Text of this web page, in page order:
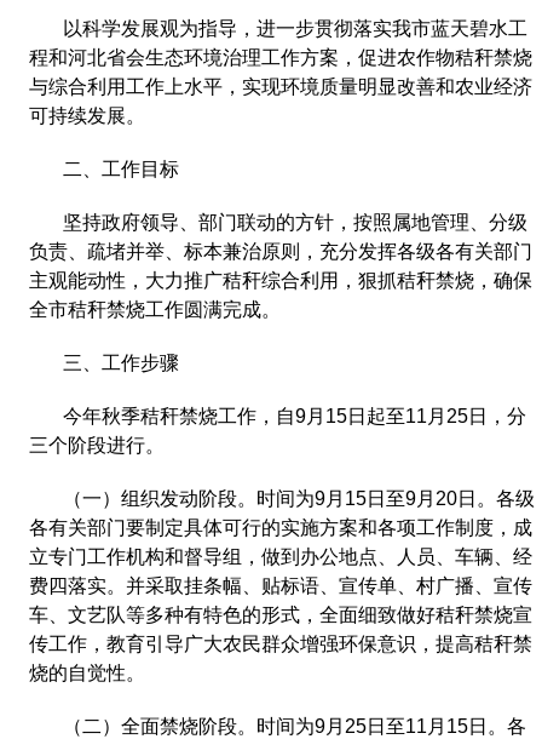
以科学发展观为指导，进一步贯彻落实我市蓝天碧水工
程和河北省会生态环境治理工作方案，促进农作物秸秆禁烧
与综合利用工作上水平，实现环境质量明显改善和农业经济
可持续发展。
二、工作目标
坚持政府领导、部门联动的方针，按照属地管理、分级
负责、疏堵并举、标本兼治原则，充分发挥各级各有关部门
主观能动性，大力推广秸秆综合利用，狠抓秸秆禁烧，确保
全市秸秆禁烧工作圆满完成。
三、工作步骤
今年秋季秸秆禁烧工作，自9月 15日起至11 月 25日，分
三个阶段进行。
（一）组织发动阶段。时间为9月 15日至9月 20日。各级
各有关部门要制定具体可行的实施方案和各项工作制度，成
立专门工作机构和督导组，做到办公地点、人员、车辆、经
费四落实。并采取挂条幅、贴标语、宣传单、村广播、宣传
车、文艺队等多种有特色的形式，全面细致做好秸秆禁烧宣
传工作，教育引导广大农民群众增强环保意识，提高秸秆禁
烧的自觉性。
（二）全面禁烧阶段。时间为9月 25日至11 月 15日。各